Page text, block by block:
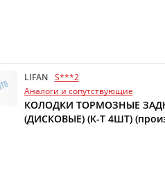
LIFAN
S***2
Аналоги и сопутствующие
КОЛОДКИ ТОРМОЗНЫЕ
(ДИСКОВЫЕ) (К-Т 4ШТ)